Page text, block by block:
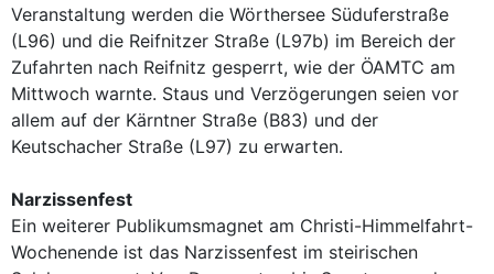
Veranstaltung werden die Wörthersee Süduferstraße
(L96) und die Reifnitzer Straße (L97b) im Bereich der
Zufahrten nach Reifnitz gesperrt, wie der ÖAMTC am
Mittwoch warnte. Staus und Verzögerungen seien vor
allem auf der Kärntner Straße (B83) und der
Keutschacher Straße (L97) zu erwarten.
Narzissenfest
Ein weiterer Publikumsmagnet am Christi-Himmelfahrt-
Wochenende ist das Narzissenfest im steirischen